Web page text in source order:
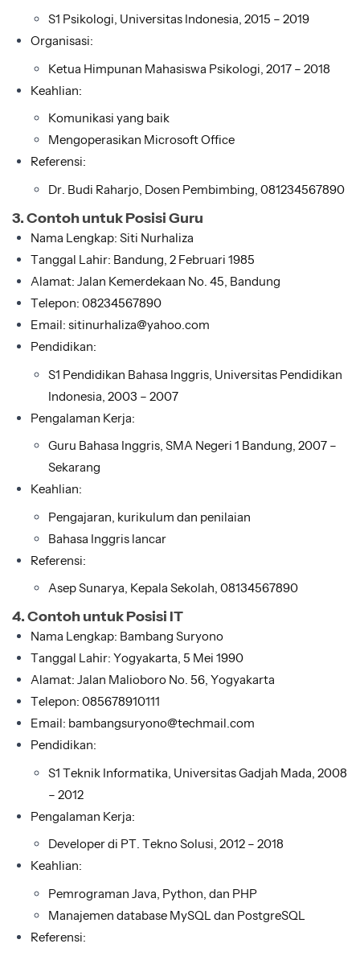
S1 Psikologi, Universitas Indonesia, 2015 – 2019
Organisasi:
Ketua Himpunan Mahasiswa Psikologi, 2017 – 2018
Keahlian:
Komunikasi yang baik
Mengoperasikan Microsoft Office
Referensi:
Dr. Budi Raharjo, Dosen Pembimbing, 081234567890
3. Contoh untuk Posisi Guru
Nama Lengkap: Siti Nurhaliza
Tanggal Lahir: Bandung, 2 Februari 1985
Alamat: Jalan Kemerdekaan No. 45, Bandung
Telepon: 08234567890
Email: sitinurhaliza@yahoo.com
Pendidikan:
S1 Pendidikan Bahasa Inggris, Universitas Pendidikan
Indonesia, 2003 – 2007
Pengalaman Kerja:
Guru Bahasa Inggris, SMA Negeri 1 Bandung, 2007 –
Sekarang
Keahlian:
Pengajaran, kurikulum dan penilaian
Bahasa Inggris lancar
Referensi:
Asep Sunarya, Kepala Sekolah, 08134567890
4. Contoh untuk Posisi IT
Nama Lengkap: Bambang Suryono
Tanggal Lahir: Yogyakarta, 5 Mei 1990
Alamat: Jalan Malioboro No. 56, Yogyakarta
Telepon: 085678910111
Email: bambangsuryono@techmail.com
Pendidikan:
S1 Teknik Informatika, Universitas Gadjah Mada, 2008
– 2012
Pengalaman Kerja:
Developer di PT. Tekno Solusi, 2012 – 2018
Keahlian:
Pemrograman Java, Python, dan PHP
Manajemen database MySQL dan PostgreSQL
Referensi: